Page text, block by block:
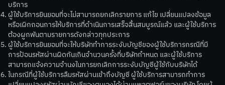
บริการ
ผู้ใช้บริการยินยอมที่จะไม่สามารถยกเลิกรายการ แก้ไข เปลี่ยนแปลงข้อมูล
หรือเผิกถอนการให้บริการที่ดำเนินการเสร็จสิ้นสมบูรณ์แล้ว และผู้ใช้บริการ
ต้องผูกพันตามรายการดังกล่าวทุกประการ
ผู้ใช้บริการยินยอมที่จะให้บริษัททำการระงับบัญชีของผู้ใช้บริการกรณีที่มี
การป้อนรหัสผ่านผิดกันเกินจำนวนครั้งที่บริษัทกำหนด และผู้ใช้บริการ
สามารถแจ้งความจำนงในการยกเลิกการระงับบัญชีผู้ใช้กับบริษัทได้
ในกรณีที่ผู้ใช้บริการลืมรหัสผ่านเข้าถึงบัญชี ผู้ใช้บริการสามารถทำการ